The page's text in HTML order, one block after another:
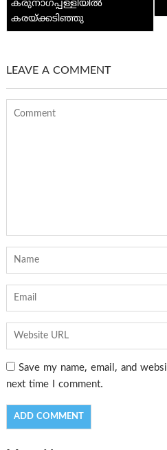
കരുനാഗപ്പള്ളിയില്‍
കരയ്ക്കടിഞ്ഞു
LEAVE A COMMENT
Save my name, email, and
next time I comment.